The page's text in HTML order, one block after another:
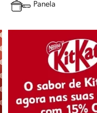
Panela